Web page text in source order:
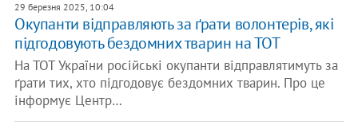
29 березня 2025, 10:04
Окупанти відправляють за ґрати волонтерів, які
підгодовують бездомних тварин на ТОТ
На ТОТ України російські окупанти відправлятимуть за
ґрати тих, хто підгодовує бездомних тварин. Про це
інформує Центр…